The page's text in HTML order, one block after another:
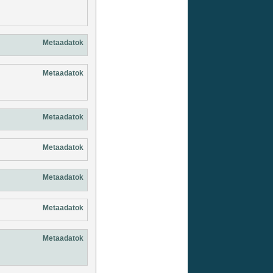
Metaadatok
Metaadatok
Metaadatok
Metaadatok
Metaadatok
Metaadatok
Metaadatok